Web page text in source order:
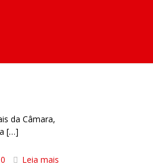
da Câmara,
[…]
0 Leia mais